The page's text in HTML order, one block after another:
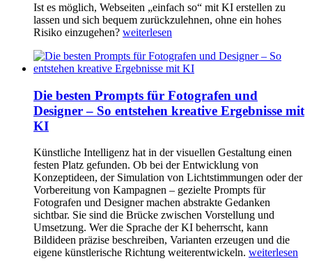
Ist es möglich, Webseiten „einfach so“ mit KI erstellen zu
lassen und sich bequem zurückzulehnen, ohne ein hohes
Risiko einzugehen? weiterlesen
Die besten Prompts für Fotografen und
Designer – So entstehen kreative Ergebnisse mit
KI
Künstliche Intelligenz hat in der visuellen Gestaltung einen
festen Platz gefunden. Ob bei der Entwicklung von
Konzeptideen, der Simulation von Lichtstimmungen oder der
Vorbereitung von Kampagnen – gezielte Prompts für
Fotografen und Designer machen abstrakte Gedanken
sichtbar. Sie sind die Brücke zwischen Vorstellung und
Umsetzung. Wer die Sprache der KI beherrscht, kann
Bildideen präzise beschreiben, Varianten erzeugen und die
eigene künstlerische Richtung weiterentwickeln. weiterlesen